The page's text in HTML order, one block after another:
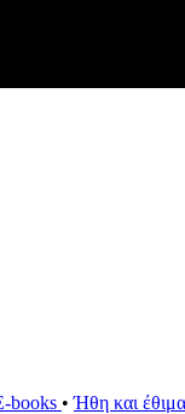
books •Ήθη και έθιμα